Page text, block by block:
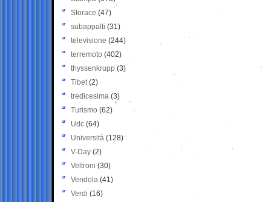
Storace (47)
subappalti (31)
televisione(244)
terremoto (402)
thyssenkrupp (3)
Tibet(2)
tredicesima (3)
Turismo (62)
Udc (64)
Università (128)
V-Day (2)
Veltroni (30)
Vendola (41)
Verdi (16)